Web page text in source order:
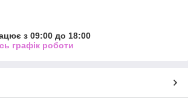
з 09:00 до 18:00
графік роботи